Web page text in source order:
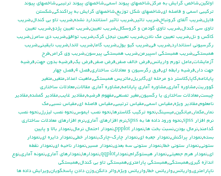
اولكين,شاخص گرايش به مركز ,شاخصهاي پيوند اسمي,شاخصهاي پيوند ترتيبي,شاخصهاي پيوند
تركيبي اسمي و فاصله اي,شاخصهاي شكل توزيع,شاخصهاي گرايش به پراكندگي,شكستن
فايل,ضريب آلفاي کرونباخ,ضريب تاثير ,ضريب تاثير استانتدارد نشده,ضريب تاو بي كندال,ضريب
تاوي سي كندال,ضريب تاوي گودمن و كروسكال,ضريب تعيين,ضريب تعيين پژدو,ضريب تعيين
كاكس و نل,ضريب تعيين مك نادن,ضريب تعيين نيجل كرك,ضريب توافق,ضريب دي سامرز ,ضريب
رگرسيوني استاندارد,ضريب في,ضريب كيو يول,ضريب گاما,ضريب لاندا,ضريب نايقيني,ضريب
همبستگي,ضريب همبستگي اسپيرمن,ضريب همبستگي پيرسون,ضريب وي كرامر ,طرح
آزمايشات,عامل تورم واريانس,فرض خالف صفر ,فرض صفر ,فرض يك,فرضيه بدون جهت,فرضيه
جهت دار ,فرضيه رابطه اي,فرق رگرسیون و معادلات ساختاری,فصل 4 ,فصل چهار
پايانامه,كاپا,كلاستر دو مرحله اي,گابريل,ماتريس همبستگي,ماهيت اعداد,متغير ,متغير
كووريت,مشاوره آماري,مشاوره آماري پايانامه,مشاوره آماري مقالات,معادلات ساختاری
چیست,معادلات ساختاری یا رگسیون,مغير تصنعي,مفهوم فرضيه,مقادير غايب,مقادير گمشده,مقادير
نامعلوم,مقادير ويژه,مقياس اسمي,مقياس ترتيبي,مقياس فاصله اي,مقياس نسبي,مك
نمار ,مكمار ,ميانگين,ميسينگ,نحوه تركيب كلاسترها,نحوه نصب ايموس,نحوه نصب ليزرل,نحوه نصب
نرم افزار spss
,نحوه ورود داده ها به spss ,نرم افزارهاي آماري,نرم افزارهای معادلات ساختاری
کدامند,نرمال بودن,نسبت بخت ها,نمودار ppplot ,نمودار احتمال نرمال,نمودار بالا و پايين
بسته,نمودار پراكنش,نمودار جعبه اي,نمودار چارك-چارك,نمودار خطي,نمودار دايره اي,نمودار
ستوني,نمودار ستوني خطا,نمودار ستوني سه بعدي,نمودار مسير ,نمودار ناحيه اي,نمودار نقطه
اي,نمودار هرم جمعيتي,نمودار هيستوگرام,نمودارqqplot ,نمودارها,نمودارهاي آماري,نمونه آماري,نوع
اندازه گيري,همبستگي,همبستگي پارامتري,همبستگي تاو بي کندال,همبستگي
ناپارامتري,واريانس,واريانس خطا,واريانس ويژه,والر دانكن,وزن دادن پاسخگويان,ويرايش داده ها